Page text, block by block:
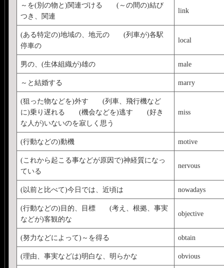
～を(別の物と)関連づける (～の間の)結び
つき、関連
link
(ある特定の)地域の、地元の (列車が)各駅
停車の
local
男の、(生体組織が)雄の male
～と結婚する marry
(狙った物などを)外す (列車、飛行機など
に)乗り遅れる (機会などを)逃す (好き
な人が)いないのを寂しく思う
miss
(行動などの)動機 motive
(これから起こる事などが原因で)神経質になっ
ている
nervous
(以前と比べて)今日では、近頃は nowadays
(行動などの)目的、目標 (考え、根拠、事実
などが)客観的な
objective
(努力などによって)～を得る obtain
(理由、事実などは)明白な、明らかな obvious